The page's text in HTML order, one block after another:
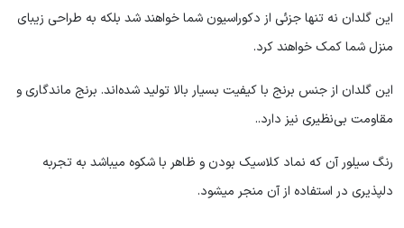
این گلدان نه تنها جزئی از دکوراسیون شما خواهند شد بلکه به طراحی زیبای
منزل شما کمک خواهند کرد.
این گلدان از جنس برنج با کیفیت بسیار بالا تولید شده‌اند. برنج ماندگاری و
مقاومت بی‌نظیری نیز دارد..
رنگ سیلور آن که نماد کلاسیک بودن و ظاهر با شکوه میباشد به تجربه
دلپذیری در استفاده از آن منجر میشود.